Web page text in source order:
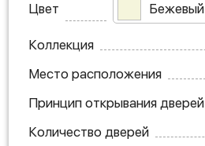
Цвет Бежевый
Коллекция
Место расположения
Принцип открывания дверей
Количество дверей